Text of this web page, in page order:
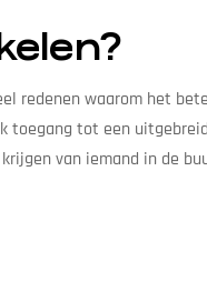
redenen waarom het
tot een
van iemand in de